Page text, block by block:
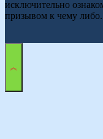
исключительно
призывом к чему либо.